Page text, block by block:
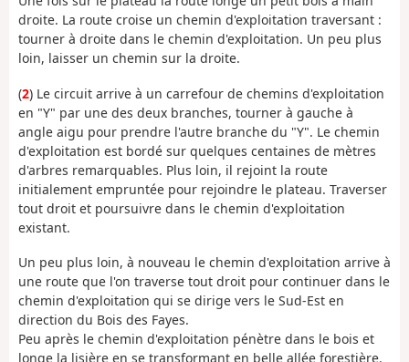
droite. La route croise un chemin d'exploitation traversant :
tourner à droite dans le chemin d'exploitation. Un peu plus
loin, laisser un chemin sur la droite.
(2) Le circuit arrive à un carrefour de chemins d'exploitation
en "Y" par une des deux branches, tourner à gauche à
angle aigu pour prendre l'autre branche du "Y". Le chemin
d'exploitation est bordé sur quelques centaines de mètres
d'arbres remarquables. Plus loin, il rejoint la route
initialement empruntée pour rejoindre le plateau. Traverser
tout droit et poursuivre dans le chemin d'exploitation
existant.
Un peu plus loin, à nouveau le chemin d'exploitation arrive à
une route que l'on traverse tout droit pour continuer dans le
chemin d'exploitation qui se dirige vers le Sud-Est en
direction du Bois des Fayes.
Peu après le chemin d'exploitation pénètre dans le bois et
longe la lisière en se transformant en belle allée forestière.